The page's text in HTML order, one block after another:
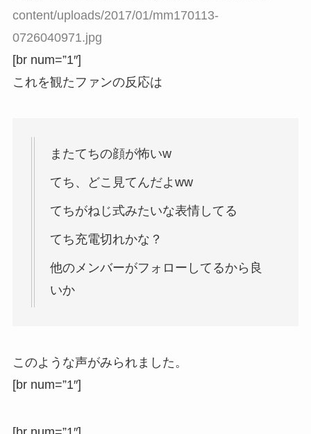
content/uploads/2017/01/mm170113-
0726040971.jpg
[br num=”1″]
これを観たファンの反応は
またてちの顔が怖いw
てち、どこ見てんだよww
てちがねじ式みたいな表情してる
てち充電切れかな？
他のメンバーがフォローしてるから良
いか
このような声がみられました。
[br num=”1″]